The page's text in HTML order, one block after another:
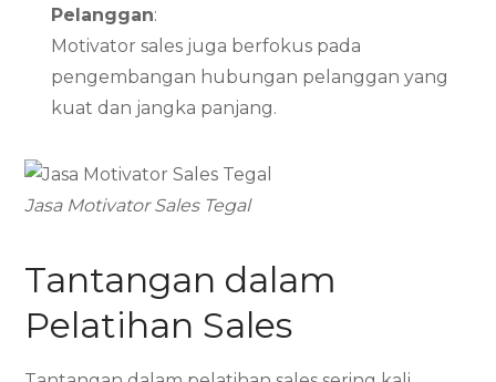
Pelanggan:
Motivator sales juga berfokus pada
pengembangan hubungan pelanggan yang
kuat dan jangka panjang.
Jasa Motivator Sales Tegal
Tantangan dalam
Pelatihan Sales